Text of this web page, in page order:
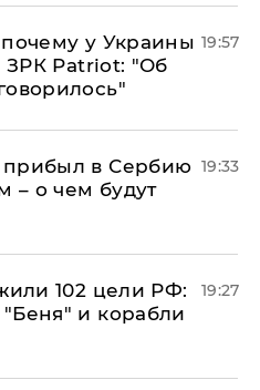
у Украины
ЗРК Patriot: "Об
19:57
прибыл в Сербию
– о чем будут
19:33
102 цели РФ:
и корабли
19:27